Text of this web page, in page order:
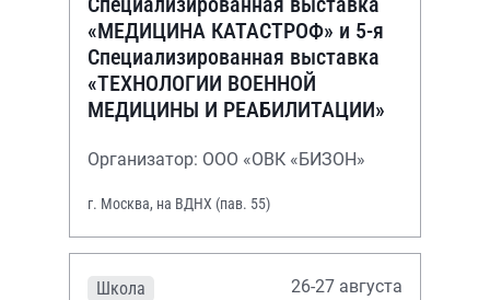
«МЕДИЦИНА КАТАСТРОФ» и 5-я
Специализированная выставка
«ТЕХНОЛОГИИ ВОЕННОЙ
МЕДИЦИНЫ И РЕАБИЛИТАЦИИ»
Организатор: ООО «ОВК «БИЗОН»
г. Москва, на ВДНХ (пав. 55)
Школа 26-27 августа